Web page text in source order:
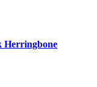
Herringbone